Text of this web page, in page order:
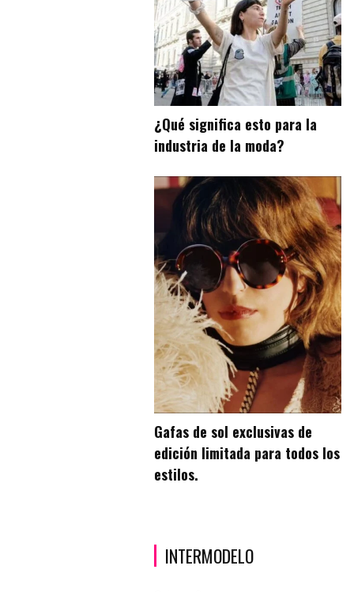
¿Qué significa esto para la
industria de la moda?
Gafas de sol exclusivas de
edición limitada para todos los
estilos.
INTERMODELO